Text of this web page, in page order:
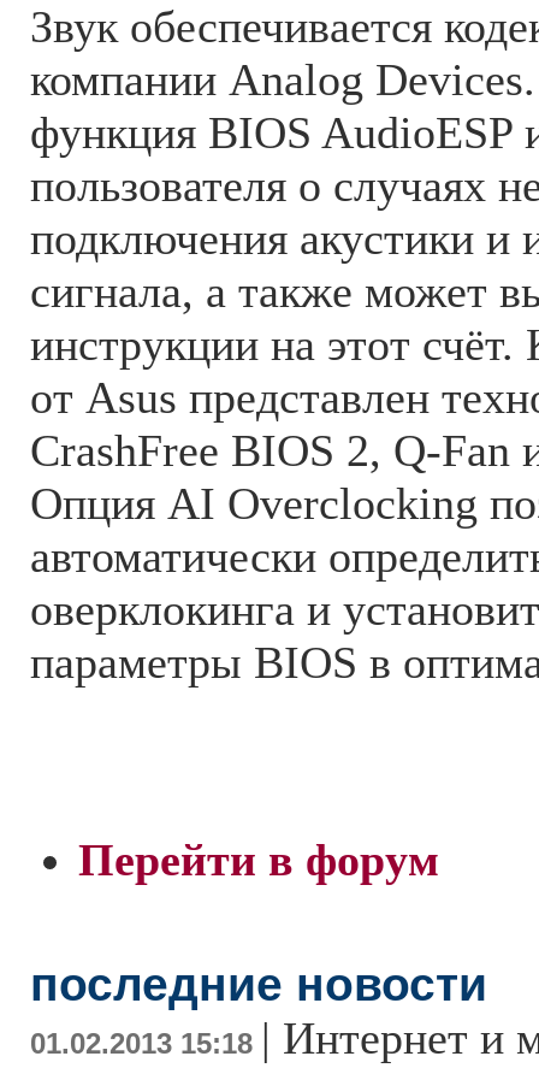
Звук обеспечивается
компании Analog
функция BIOS AudioESP
пользователя о случаях
подключения акустики и
сигнала, а также может
инструкции на этот
от Asus представлен
CrashFree BIOS 2, Q-Fan
Опция AI Overclocking
автоматически
оверклокинга и
параметры BIOS в
Перейти в форум
последние новости
01.02.2013 15:18 | Интернет и